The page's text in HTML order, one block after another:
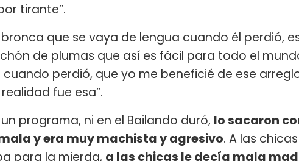
tirante”.
bronca que se vaya de lengua cuando él perdió,
de plumas que así es fácil para todo el
cuando perdió, que yo me beneficié de ese
fue esa”.
programa, ni en el Bailando duró, lo sacaron
y era muy machista y agresivo. A las
para la mierda, a las chicas le decía mala